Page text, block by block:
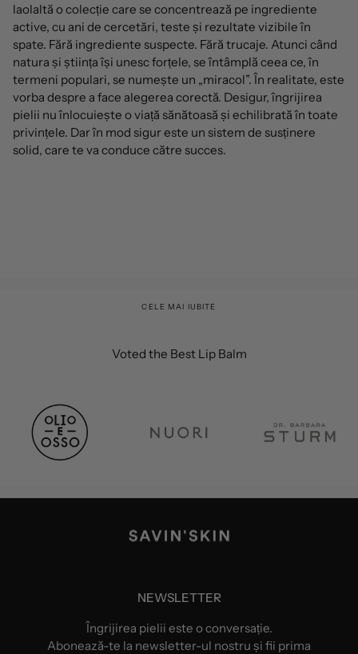
laolaltă o colecție care se concentrează pe ingrediente
active, cu ani de cercetări, teste și rezultate vizibile în
spate. Fără ingrediente suspecte. Fără trucaje. Atunci când
natura și știința își unesc forțele, se întâmplă ceea ce, în
termeni populari, se numește un „miracol”. În realitate, este
vorba despre a face alegerea corectă. Desigur, îngrijirea
pielii nu înlocuiește o viață sănătoasă și echilibrată în toate
privințele. Dar în mod sigur este un sistem de susținere
solid, care te va conduce către succes.
CELE MAI IUBITE
Voted the Best Lip Balm
NEWSLETTER
Îngrijirea pielii este o conversație.
Abonează-te la newsletter-ul nostru și fii prima